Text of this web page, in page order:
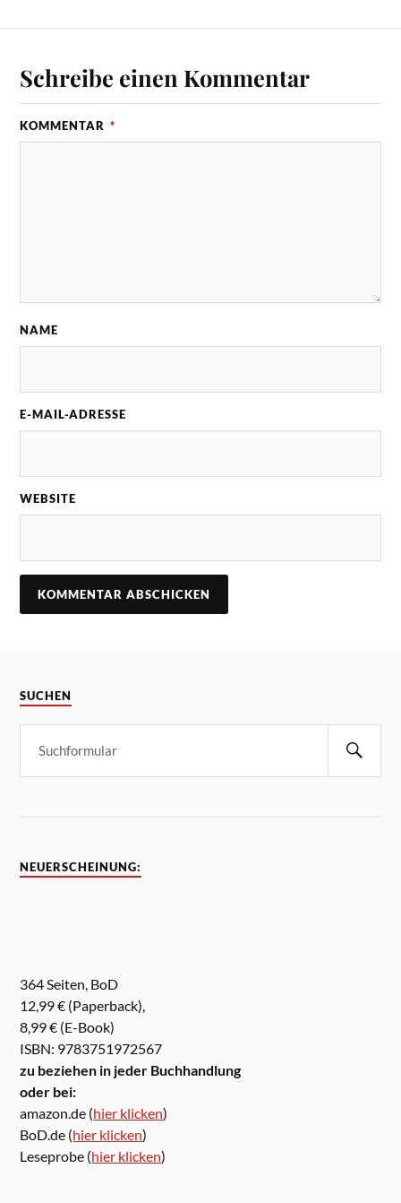
Schreibe einen Kommentar
KOMMENTAR *
NAME
E-MAIL-ADRESSE
WEBSITE
SUCHEN
NEUERSCHEINUNG:
364 Seiten, BoD
12,99 € (Paperback),
8,99 € (E-Book)
ISBN: 9783751972567
zu beziehen in jeder Buchhandlung
oder bei:
amazon.de (hier klicken)
BoD.de (hier klicken)
Leseprobe (hier klicken)